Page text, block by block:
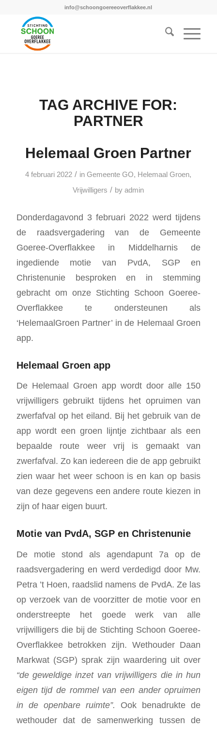
info@schoongoereeoverflakkee.nl
TAG ARCHIVE FOR:
PARTNER
Helemaal Groen Partner
4 februari 2022 / inGemeente GO, Helemaal Groen,
Vrijwilligers / byadmin
Donderdagavond 3 februari 2022 werd tijdens
de raadsvergadering van de Gemeente
Goeree-Overflakkee in Middelharnis de
ingediende motie van PvdA, SGP en
Christenunie besproken en in stemming
gebracht om onze Stichting Schoon Goeree-
Overflakkee te ondersteunen als
‘HelemaalGroen Partner’ in de Helemaal Groen
app.
Helemaal Groen app
De Helemaal Groen app wordt door alle 150
vrijwilligers gebruikt tijdens het opruimen van
zwerfafval op het eiland. Bij het gebruik van de
app wordt een groen lijntje zichtbaar als een
bepaalde route weer vrij is gemaakt van
zwerfafval. Zo kan iedereen die de app gebruikt
zien waar het weer schoon is en kan op basis
van deze gegevens een andere route kiezen in
zijn of haar eigen buurt.
Motie van PvdA, SGP en Christenunie
De motie stond als agendapunt 7a op de
raadsvergadering en werd verdedigd door Mw.
Petra ’t Hoen, raadslid namens de PvdA. Ze las
op verzoek van de voorzitter de motie voor en
onderstreepte het goede werk van alle
vrijwilligers die bij de Stichting Schoon Goeree-
Overflakkee betrokken zijn. Wethouder Daan
Markwat (SGP) sprak zijn waardering uit over
“de geweldige inzet van vrijwilligers die in hun
eigen tijd de rommel van een ander opruimen
in de openbare ruimte”. Ook benadrukte de
wethouder dat de samenwerking tussen de